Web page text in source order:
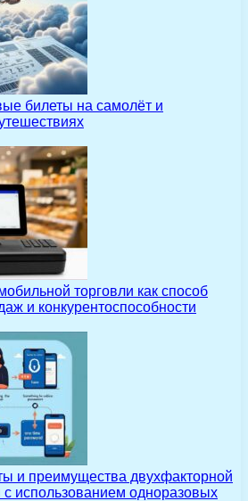
билеты на самолёт и
торговли как способ
и конкурентоспособности
и преимущества двухфакторной
с использованием одноразовых